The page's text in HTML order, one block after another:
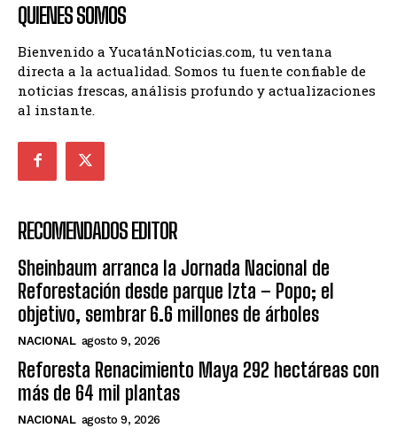
QUIENES SOMOS
Bienvenido a YucatánNoticias.com, tu ventana
directa a la actualidad. Somos tu fuente confiable de
noticias frescas, análisis profundo y actualizaciones
al instante.
RECOMENDADOS EDITOR
Sheinbaum arranca la Jornada Nacional de
Reforestación desde parque Izta – Popo; el
objetivo, sembrar 6.6 millones de árboles
NACIONAL agosto 9, 2026
Reforesta Renacimiento Maya 292 hectáreas con
más de 64 mil plantas
NACIONAL agosto 9, 2026